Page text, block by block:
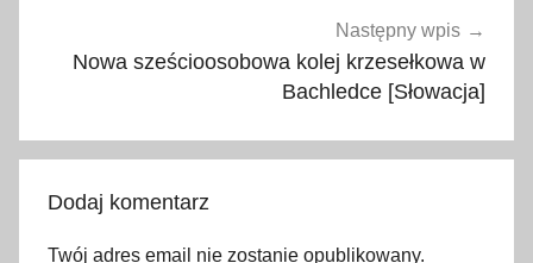
c
e
Następny wpis
Nowa sześcioosobowa kolej krzesełkowa w
Bachledce [Słowacja]
Dodaj komentarz
Twój adres email nie zostanie opublikowany.